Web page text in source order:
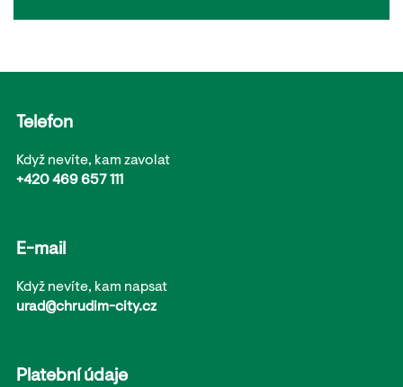
Telefon
Když nevíte, kam zavolat
+420 469 657 111
E-mail
Když nevíte, kam napsat
urad@chrudim-city.cz
Platební údaje